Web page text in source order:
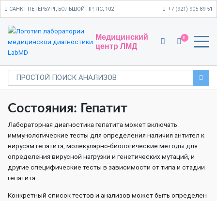
САНКТ-ПЕТЕРБУРГ, БОЛЬШОЙ ПР. ПС, 102 +7 (921) 905-89-51
Медицинский
центр ЛМД
0
Состояния: Гепатит
Лабораторная диагностика гепатита может включать
иммунологические тесты для определения наличия антител к
вирусам гепатита, молекулярно-биологические методы для
определения вирусной нагрузки и генетических мутаций, и
другие специфические тесты в зависимости от типа и стадии
гепатита.
Конкретный список тестов и анализов может быть определен